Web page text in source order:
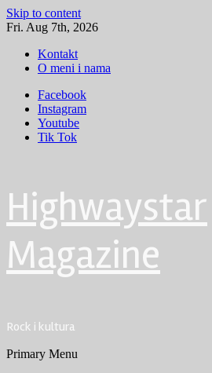
Skip to content
Fri. Aug 7th, 2026
Kontakt
O meni i nama
Facebook
Instagram
Youtube
Tik Tok
Highwaystar
Magazine
Rock i kultura
Primary Menu